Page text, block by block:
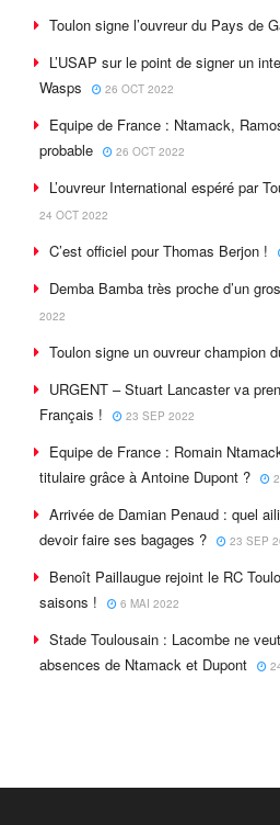
Toulon signe l’ouvreur du Pays de
L’USAP sur le point de signer un
Wasps
26 OCT 2022
Equipe de France : Ntamack,
probable
26 OCT 2022
L’ouvreur International espéré par
24 OCT 2022
C’est officiel pour Thomas Berjon !
Demba Bamba très proche d’un
2022
Toulon signe un ouvreur champion
URGENT – Stuart Lancaster va
Français !
23 SEP 2022
Equipe de France : Romain
titulaire grâce à Antoine Dupont ?
Arrivée de Damian Penaud : quel
devoir faire ses bagages ?
23 SEP
Benoît Paillaugue rejoint le RC
saisons !
6 MAI 2022
Stade Toulousain : Lacombe ne
absences de Ntamack et Dupont